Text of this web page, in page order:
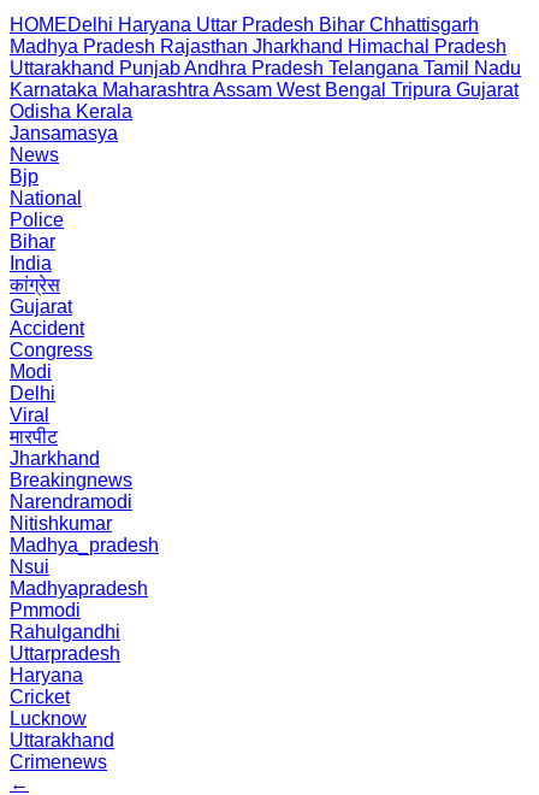
HOMEDelhi Haryana Uttar Pradesh Bihar Chhattisgarh
Madhya Pradesh Rajasthan Jharkhand Himachal Pradesh
Uttarakhand PunjabAndhra Pradesh Telangana Tamil Nadu
Karnataka Maharashtra Assam West Bengal Tripura Gujarat
Odisha Kerala
Jansamasya
News
Bjp
National
Police
Bihar
India
कांग्रेस
Gujarat
Accident
Congress
Modi
Delhi
Viral
मारपीट
Jharkhand
Breakingnews
Narendramodi
Nitishkumar
Madhya_pradesh
Nsui
Madhyapradesh
Pmmodi
Rahulgandhi
Uttarpradesh
Haryana
Cricket
Lucknow
Uttarakhand
Crimenews
←